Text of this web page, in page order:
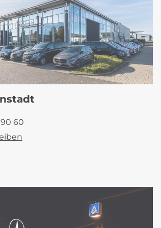
60